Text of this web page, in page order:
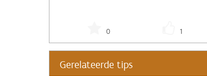
0 1
Gerelateerde tips